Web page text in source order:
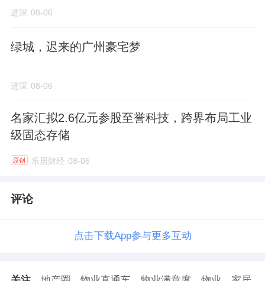
进深 08-06
绿城，迟来的广州豪宅梦
进深 08-06
名家汇拟2.6亿元参股至誉科技，跨界布局工业
级固态存储
原创 乐居财经 08-06
评论
点击下载App参与更多互动